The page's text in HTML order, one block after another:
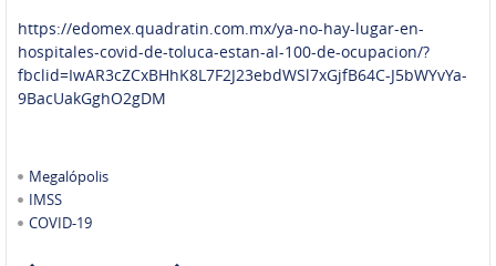
https://edomex.quadratin.com.mx/ya-no-hay-lugar-en-
hospitales-covid-de-toluca-estan-al-100-de-ocupacion/?
fbclid=IwAR3cZCxBHhK8L7F2J23ebdWSl7xGjfB64C-J5bWYvYa-
9BacUakGghO2gDM
Megalópolis
IMSS
COVID-19